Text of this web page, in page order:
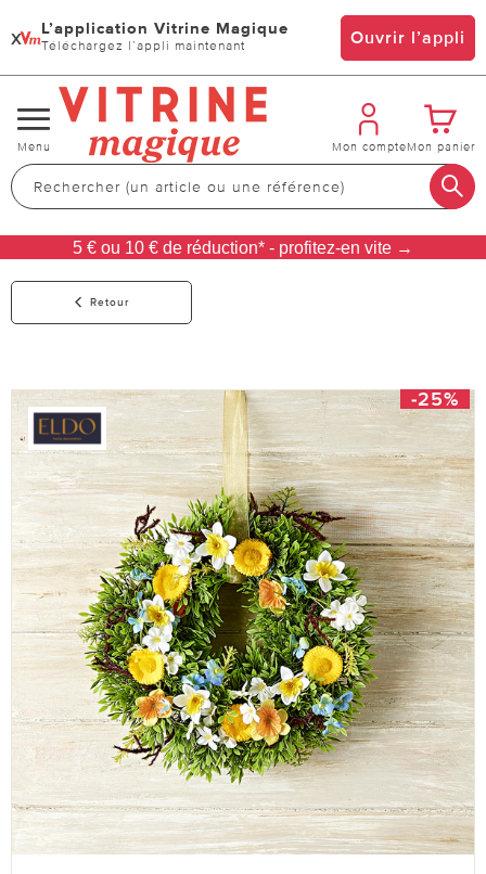
x L’application Vitrine Magique
Téléchargez l’appli maintenant Ouvrir l’appli
Changer
de
navigation
Menu Mon compteMon panier
5 € ou 10 € de réduction* - profitez-en vite →
Retour
-25%